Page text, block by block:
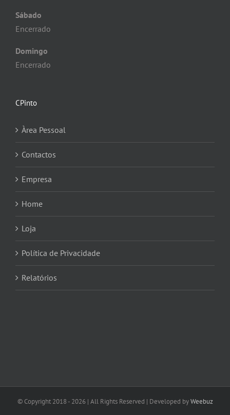
Sábado
Encerrado
Domingo
Encerrado
CPinto
Àrea Pessoal
Contactos
Empresa
Home
Loja
Política de Privacidade
Relatórios
© Copyright 2018 - 2026 | All Rights Reserved | Developed byWeebuz